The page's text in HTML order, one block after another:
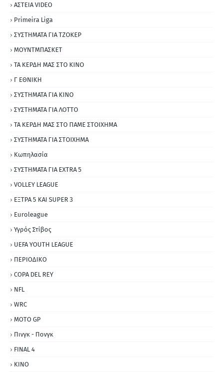
ΑΣΤΕΙΑ VIDEO
Primeira Liga
ΣΥΣΤΗΜΑΤΑ ΓΙΑ ΤΖΟΚΕΡ
ΜΟΥΝΤΜΠΑΣΚΕΤ
ΤΑ ΚΕΡΔΗ ΜΑΣ ΣΤΟ ΚΙΝΟ
Γ ΕΘΝΙΚΗ
ΣΥΣΤΗΜΑΤΑ ΓΙΑ ΚΙΝΟ
ΣΥΣΤΗΜΑΤΑ ΓΙΑ ΛΟΤΤΟ
ΤΑ ΚΕΡΔΗ ΜΑΣ ΣΤΟ ΠΑΜΕ ΣΤΟΙΧΗΜΑ
ΣΥΣΤΗΜΑΤΑ ΓΙΑ ΣΤΟΙΧΗΜΑ
Κωπηλασία
ΣΥΣΤΗΜΑΤΑ ΓΙΑ ΕΧΤRΑ 5
VOLLEY LEAGUE
ΕΞΤΡΑ 5 ΚΑΙ SUPER 3
Εuroleague
Υγρός Στίβος
UEFA YOUTH LEAGUE
ΠΕΡΙΟΔΙΚΟ
COPA DEL REY
NFL
WRC
MOTO GP
Πινγκ - Πονγκ
FINAL 4
ΚΙΝΟ